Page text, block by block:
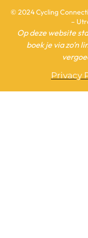
© 2024 Cycling
–
Op deze website
boek je via zo’n
Privacy